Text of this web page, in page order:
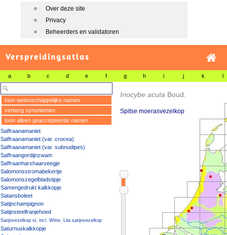
Over deze site
Privacy
Beheerders en validatoren
Verspreidingsatlas
a b c d e f g h i j k l
toon wetenschappelijke namen
verberg synoniemen
toon alleen geaccepteerde namen
Saffraanamaniet
Saffraanamaniet (var. crocea)
Saffraanamaniet (var. subnudipes)
Saffraangordijnzwam
Saffraanharshaarveegje
Salomonsstromabekertje
Salomonszegelbladstipje
Samengedrukt kalkkopje
Satansboleet
Satijnchampignon
Satijnsteelfranjehoed
Satijnvezelkop sl, incl. Witte, Lila satijnvezelkop
Saturnuskalkkopje
Inocybe acuta Boud.
Spitse moerasvezelkop